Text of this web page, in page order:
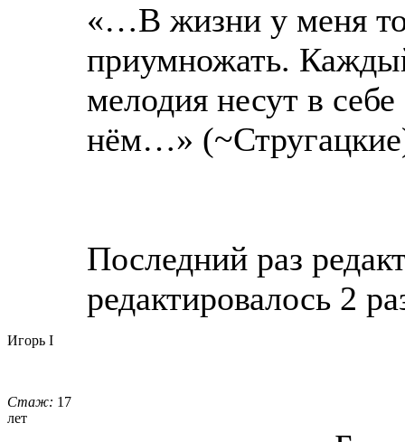
«…В жизни у меня
приумножать.
мелодия несут в
нём…»
Последний раз
редактировалось 2
Игорь I
Стаж: 17
лет